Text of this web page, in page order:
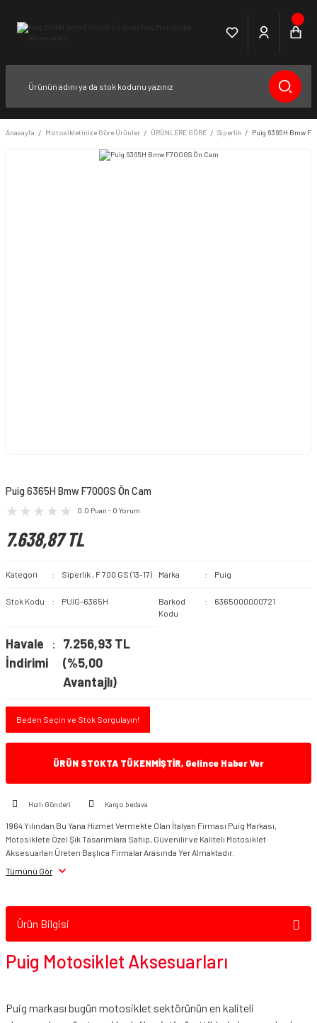
Anasayfa Motosikletinize Göre Ürünler ÜRÜNLERE GÖRE Siperlik Puig 6365H Bmw
Puig 6365H Bmw F700GS Ön Cam
0.0 Puan - 0 Yorum
7.638,87 TL
Kategori Siperlik , F 700 GS (13-17) Marka Puig
Stok Kodu PUIG-6365H
Barkod
Kodu
6365000000721
Havale
İndirimi
7.256,93 TL
(%5,00
Avantajlı)
Beden Seçin ve Stok Sorgulayın!
ÜRÜN STOKTA TÜKENMİŞTİR, Gelince Haber Ver
Hızlı Gönderi Kargo bedava
1964 Yılından Bu Yana Hizmet Vermekte Olan İtalyan Firması Puig Markası,
Motosiklete Özel Şık Tasarımlara Sahip, Güvenilir ve Kaliteli Motosiklet
Aksesuarları Üreten Başlıca Firmalar Arasında Yer Almaktadır.
Tümünü Gör
Ürün Bilgisi
Puig Motosiklet Aksesuarları
Puig markası bugün motosiklet sektörünün en kaliteli